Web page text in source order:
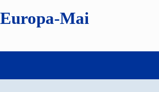
Europa-Mai